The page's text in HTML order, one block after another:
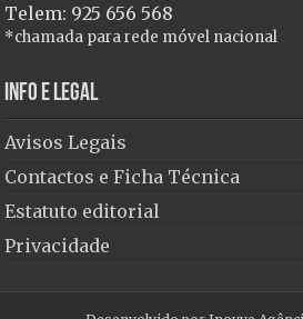
Telem: 925 656 568
*chamada para rede móvel nacional
Info e Legal
Avisos Legais
Contactos e Ficha Técnica
Estatuto editorial
Privacidade